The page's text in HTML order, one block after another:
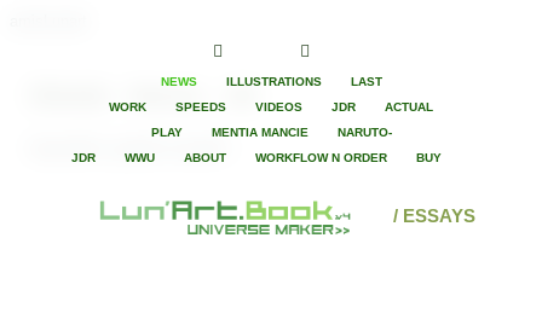
NEWS ILLUSTRATIONS
LAST
WORK
SPEEDS VIDEOS JDR
ACTUAL
PLAY
MENTIA MANCIE
NARUTO-
JDR
WWU ABOUT WORKFLOW N ORDER BUY
/ ESSAYS
Shinobi - Naruto - Jdr